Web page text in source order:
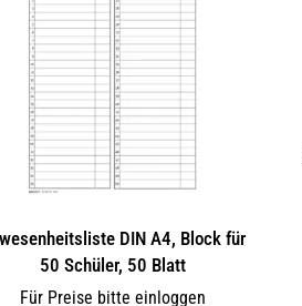
DIN A4, Block für
50 Schüler, 50 Blatt
Für Preise bitte einloggen